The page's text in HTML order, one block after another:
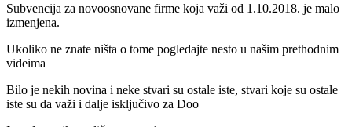
Subvencija za novoosnovane firme koja važi od 1.10.2018. je malo
izmenjena.
Ukoliko ne znate ništa o tome pogledajte nesto u našim prethodnim
videima
Bilo je nekih novina i neke stvari su ostale iste, stvari koje su ostale
iste su da važi i dalje isključivo za Doo